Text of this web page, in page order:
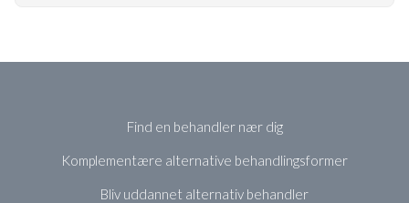
Find en behandler nær dig
Komplementære alternative behandlingsformer
Bliv uddannet alternativ behandler